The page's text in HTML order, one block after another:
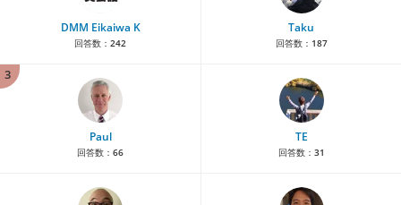
DMM Eikaiwa K
回答数： 242
Taku
回答数： 187
3
Paul
回答数： 66
TE
回答数： 31